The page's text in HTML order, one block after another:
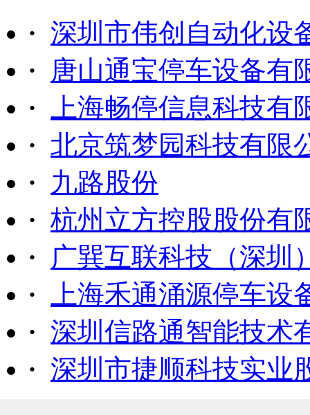
· 深圳市伟创自动化设
·
唐山通宝停车设备有
·
上海畅停信息科技有
· 北京筑梦园科技有限
·
九路股份
· 杭州立方控股股份有
·
广巽互联科技（深圳
·
上海禾通涌源停车设
· 深圳信路通智能技术
· 深圳市捷顺科技实业